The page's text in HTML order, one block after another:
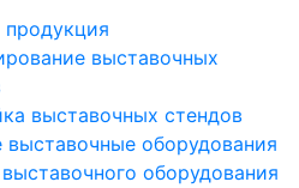
продукция
выставочных
выставочных стендов
выставочные оборудования
оборудования